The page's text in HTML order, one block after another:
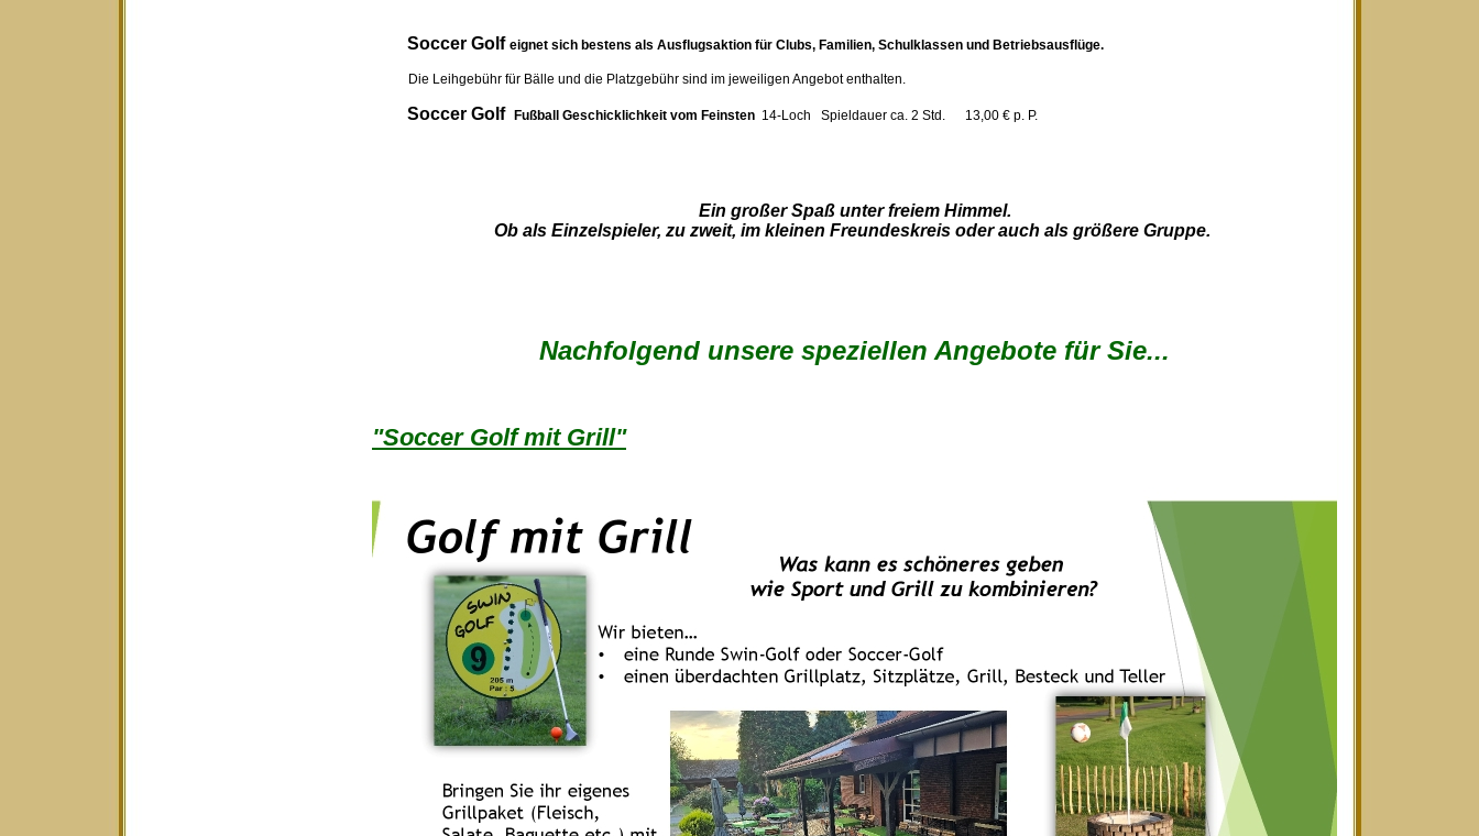
Soccer Golf eignet sich bestens als Ausflugsaktion für Clubs, Familien, Schulklassen und Betriebsausflüge.
Die Leihgebühr für Bälle und die Platzgebühr sind im jeweiligen Angebot enthalten.
Soccer Golf Fußball Geschicklichkeit vom Feinsten 14-Loch Spieldauer ca. 2 Std. 13,00 € p. P.
Ein großer Spaß unter freiem Himmel.
Ob als Einzelspieler, zu zweit, im kleinen Freundeskreis oder auch als größere Gruppe.
Nachfolgend unsere speziellen Angebote für Sie...
"Soccer Golf mit Grill"